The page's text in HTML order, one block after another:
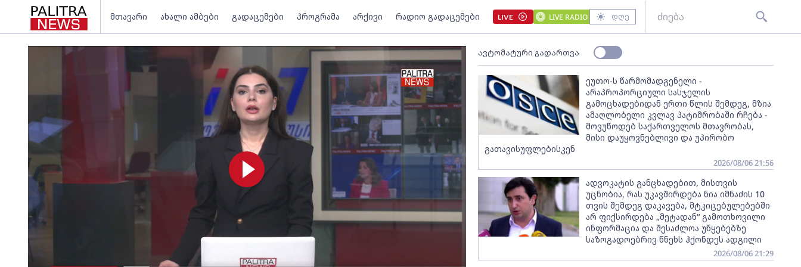
მთავარი ახალი ამბები გადაცემები პროგრამა არქივი რადიო გადაცემები LIVE LIVE RADIO დღე
ავტომატური გადართვა
ეუთო-ს წარმომადგენელი -
არაპროპორციული სასჯელის
გამოცხადებიდან ერთი წლის შემდეგ, მზია
ამაღლობელი კვლავ პატიმრობაში რჩება -
მოვუწოდებ საქართველოს მთავრობას,
მისი დაუყოვნებლივი და უპირობო
გათავისუფლებისკენ
2026/08/06 21:56
ადვოკატის განცხადებით, მისთვის
უცნობია, რას უკავშირდება ნია იმნაძის 10
თვის შემდეგ დაკავება, მტკიცებულებებში
არ ფიქსირდება „მეტადან“ გამოთხოვილი
ინფორმაცია და შესაძლოა უწყებებზე
საზოგადოებრივ წნეხს ჰქონდეს ადგილი
2026/08/06 21:29